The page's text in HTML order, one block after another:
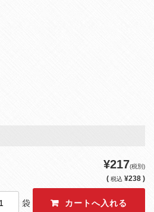
¥217(税別)
( 税込 ¥238 )
袋